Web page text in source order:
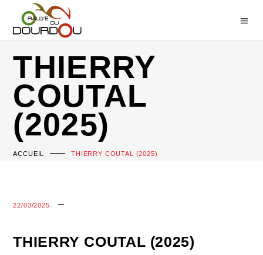
THIERRY
COUTAL
(2025)
ACCUEIL THIERRY COUTAL (2025)
22/03/2025
THIERRY COUTAL (2025)